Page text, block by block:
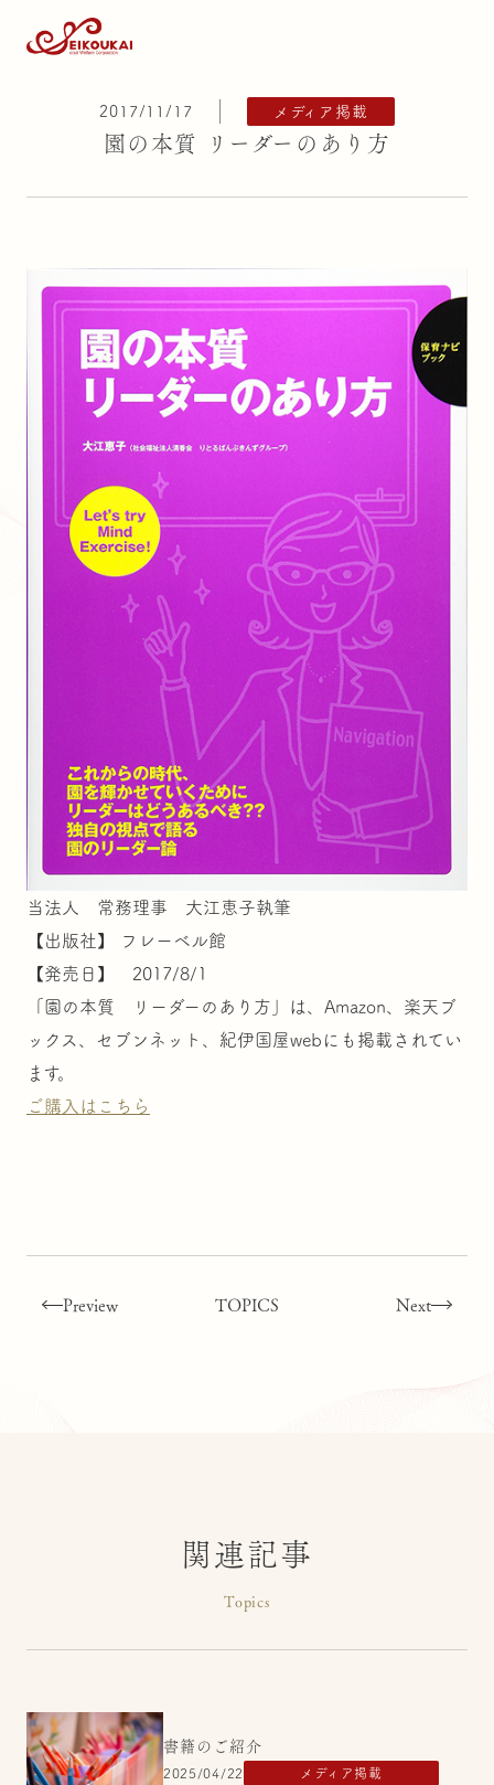
2017/11/17 メディア掲載
園の本質 リーダーのあり方
当法人 常務理事 大江恵子執筆
【出版社】 フレーベル館
【発売日】 2017/8/1
「園の本質 リーダーのあり方」は、Amazon、楽天ブ
ックス、セブンネット、紀伊国屋webにも掲載されてい
ます。
ご購入はこちら
Preview TOPICS Next
関連記事
Topics
書籍のご紹介
2025/04/22 メディア掲載